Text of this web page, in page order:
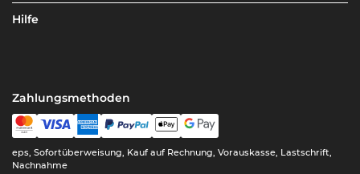
Hilfe
Zahlungsmethoden
eps, Sofortüberweisung, Kauf auf Rechnung, Vorauskasse, Lastschrift,
Nachnahme